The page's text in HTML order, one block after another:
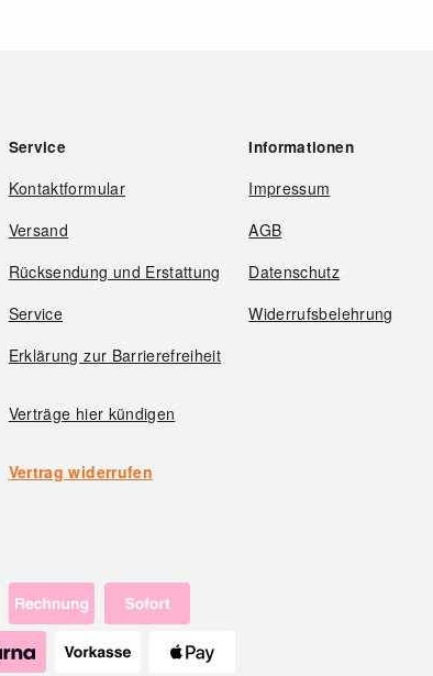
Service
Kontaktformular
Versand
Rücksendung und Erstattung
Service
Erklärung zur Barrierefreiheit
Verträge hier kündigen
Vertrag widerrufen
Informationen
Impressum
AGB
Datenschutz
Widerrufsbelehrung